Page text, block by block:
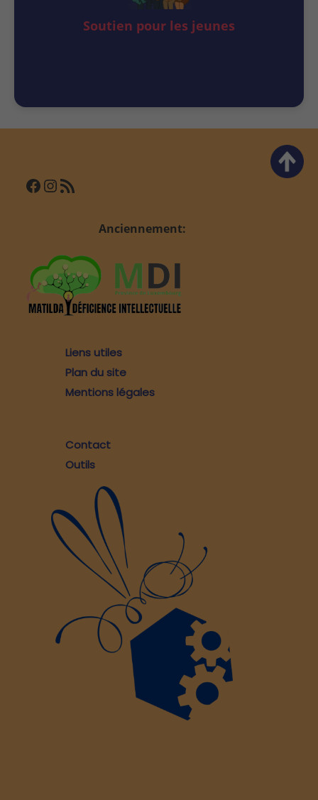
Soutien pour les jeunes
Facebook InstagramFlux RSS
Anciennement:
Liens utiles
Plan du site
Mentions légales
Contact
Outils